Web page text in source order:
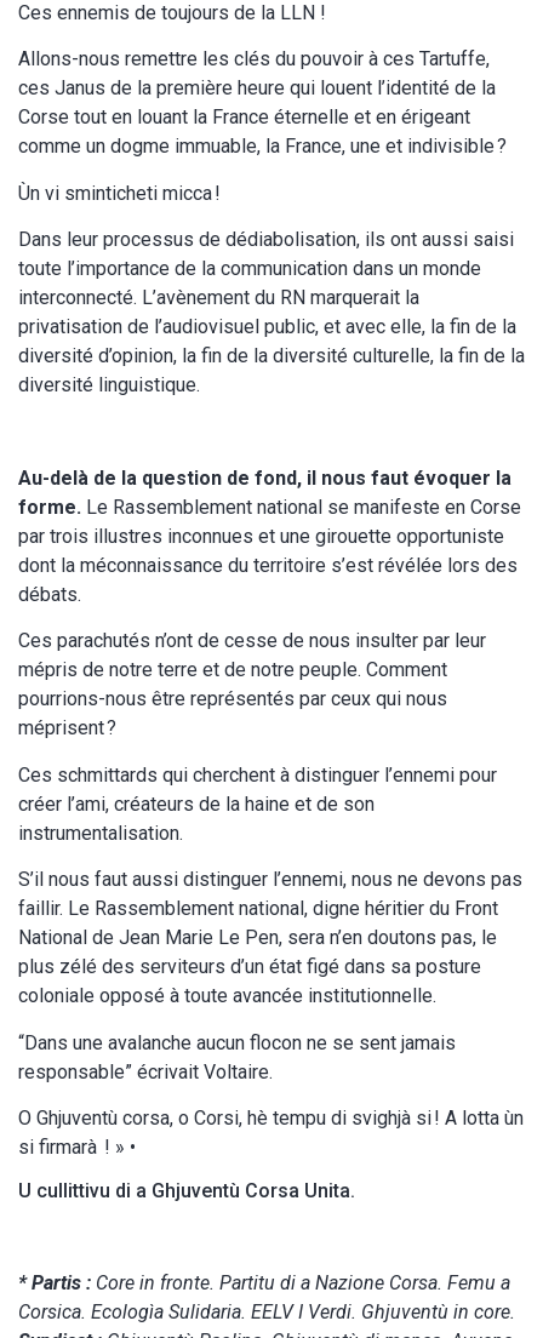
Ces ennemis de toujours de la LLN !
Allons-nous remettre les clés du pouvoir à ces Tartuffe,
ces Janus de la première heure qui louent l’identité de la
Corse tout en louant la France éternelle et en érigeant
comme un dogme immuable, la France, une et indivisible ?
Ùn vi sminticheti micca !
Dans leur processus de dédiabolisation, ils ont aussi saisi
toute l’importance de la communication dans un monde
interconnecté. L’avènement du RN marquerait la
privatisation de l’audiovisuel public, et avec elle, la fin de la
diversité d’opinion, la fin de la diversité culturelle, la fin de la
diversité linguistique.
Au-delà de la question de fond, il nous faut évoquer la
forme. Le Rassemblement national se manifeste en Corse
par trois illustres inconnues et une girouette opportuniste
dont la méconnaissance du territoire s’est révélée lors des
débats.
Ces parachutés n’ont de cesse de nous insulter par leur
mépris de notre terre et de notre peuple. Comment
pourrions-nous être représentés par ceux qui nous
méprisent ?
Ces schmittards qui cherchent à distinguer l’ennemi pour
créer l’ami, créateurs de la haine et de son
instrumentalisation.
S’il nous faut aussi distinguer l’ennemi, nous ne devons pas
faillir. Le Rassemblement national, digne héritier du Front
National de Jean Marie Le Pen, sera n’en doutons pas, le
plus zélé des serviteurs d’un état figé dans sa posture
coloniale opposé à toute avancée institutionnelle.
“Dans une avalanche aucun flocon ne se sent jamais
responsable” écrivait Voltaire.
O Ghjuventù corsa, o Corsi, hè tempu di svighjà si ! A lotta ùn
si firmarà ! » •
U cullittivu di a Ghjuventù Corsa Unita.
* Partis : Core in fronte. Partitu di a Nazione Corsa. Femu a
Corsica. Ecologìa Sulidaria. EELV I Verdi. Ghjuventù in core.